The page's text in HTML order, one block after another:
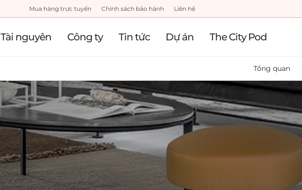
Mua hàng trực tuyến Chính sách bảo hành Liên hệ
Tài nguyên Công ty Tin tức Dự án The City Pod
Tổng quan